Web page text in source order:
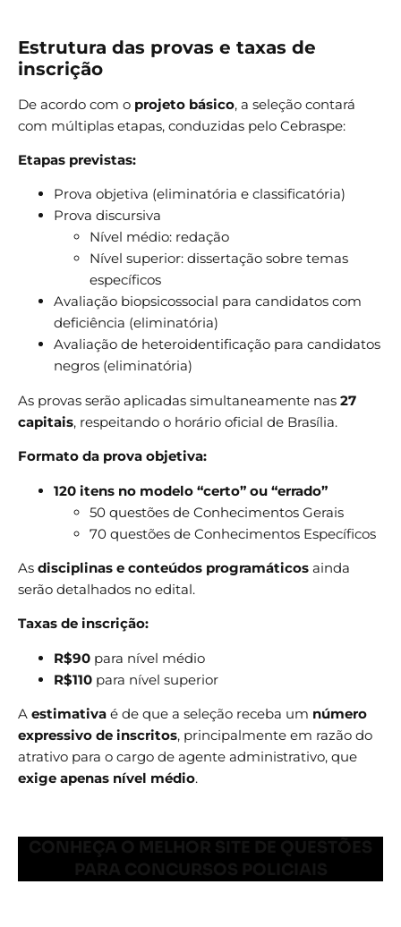
Estrutura das provas e taxas de
inscrição
De acordo com o projeto básico, a seleção contará
com múltiplas etapas, conduzidas pelo Cebraspe:
Etapas previstas:
Prova objetiva (eliminatória e classificatória)
Prova discursiva
Nível médio: redação
Nível superior: dissertação sobre temas
específicos
Avaliação biopsicossocial para candidatos com
deficiência (eliminatória)
Avaliação de heteroidentificação para candidatos
negros (eliminatória)
As provas serão aplicadas simultaneamente nas 27
capitais, respeitando o horário oficial de Brasília.
Formato da prova objetiva:
120 itens no modelo “certo” ou “errado”
50 questões de Conhecimentos Gerais
70 questões de Conhecimentos Específicos
As disciplinas e conteúdos programáticos ainda
serão detalhados no edital.
Taxas de inscrição:
R$90 para nível médio
R$110 para nível superior
A estimativa é de que a seleção receba um número
expressivo de inscritos, principalmente em razão do
atrativo para o cargo de agente administrativo, que
exige apenas nível médio.